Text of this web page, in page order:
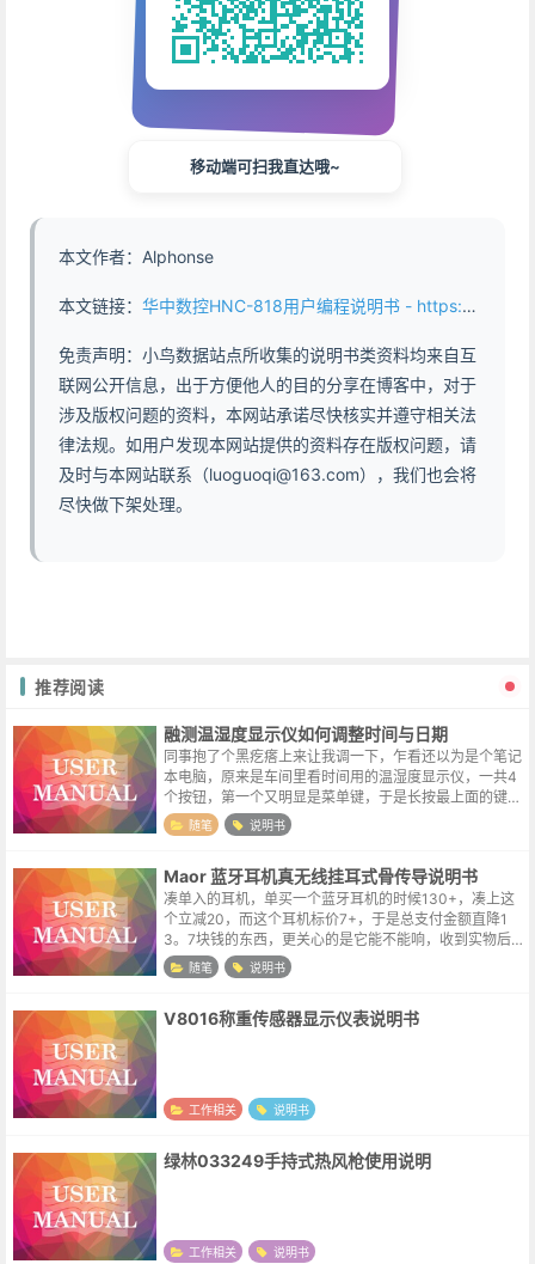
移动端可扫我直达哦~
本文作者：Alphonse
本文链接： 华中数控HNC-818用户编程说明书 - https://www.abddb.com/User_Programming_Manual_for_Huazhong_CNC_HNC_818.html
免责声明：小鸟数据站点所收集的说明书类资料均来自互
联网公开信息，出于方便他人的目的分享在博客中，对于
涉及版权问题的资料，本网站承诺尽快核实并遵守相关法
律法规。如用户发现本网站提供的资料存在版权问题，请
及时与本网站联系（luoguoqi@163.com），我们也会将
尽快做下架处理。
推荐阅读
融测温湿度显示仪如何调整时间与日期
同事抱了个黑疙瘩上来让我调一下，乍看还以为是个笔记
本电脑，原来是车间里看时间用的温湿度显示仪，一共4
个按钮，第一个又明显是菜单键，于是长按最上面的键尝
试调整，结果菜单键是没找错，出来的菜单是一个也看不
懂，最后京东找到了宝贝的说明书。对...
随笔 说明书
Maor 蓝牙耳机真无线挂耳式骨传导说明书
凑单入的耳机，单买一个蓝牙耳机的时候130+，凑上这
个立减20，而这个耳机标价7+，于是总支付金额直降1
3。7块钱的东西，更关心的是它能不能响，收到实物后
其实做工也还行，蓝牙连接顺畅，电量消耗也正常，连续
用了2个多小时（非连续播放音乐...
随笔 说明书
V8016称重传感器显示仪表说明书
工作相关 说明书
绿林033249手持式热风枪使用说明
工作相关 说明书